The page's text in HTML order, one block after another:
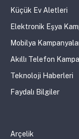
Küçük Ev Aletleri
Elektronik Eşya
Mobilya
Akıllı Telefon
Teknoloji Haberleri
Faydalı Bilgiler
Arçelik